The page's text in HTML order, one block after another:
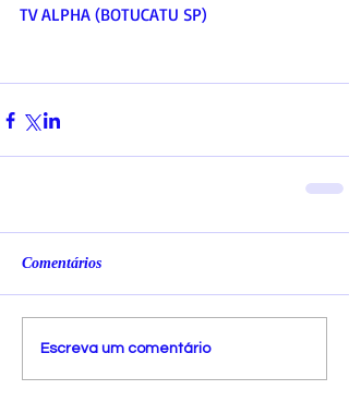
TV ALPHA (BOTUCATU SP)
Comentários
Escreva um comentário